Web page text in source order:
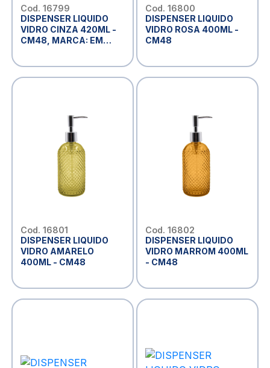
Cod. 16799
DISPENSER LIQUIDO
VIDRO CINZA 420ML -
CM48, MARCA: EM
Cod. 16800
DISPENSER LIQUIDO
VIDRO ROSA 400ML -
CM48
Cod. 16801
DISPENSER LIQUIDO
VIDRO AMARELO
400ML - CM48
Cod. 16802
DISPENSER LIQUIDO
VIDRO MARROM 400ML
- CM48